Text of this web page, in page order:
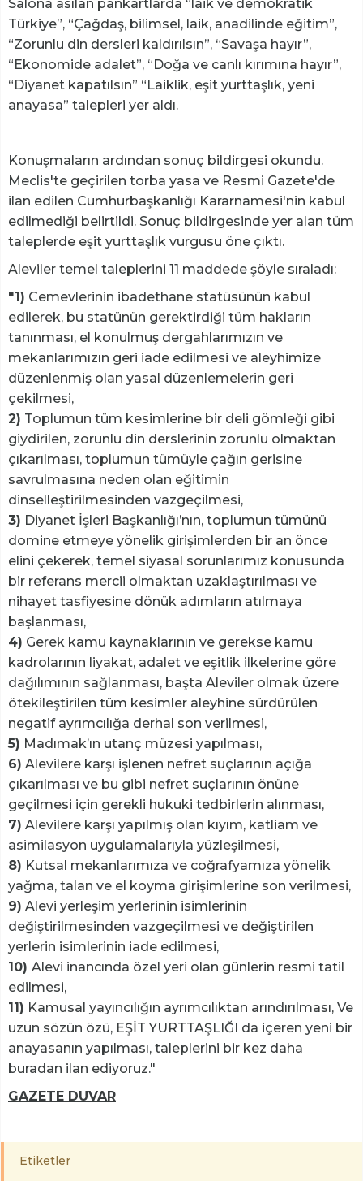
Salona asılan pankartlarda “laik ve demokratik
Türkiye”, “Çağdaş, bilimsel, laik, anadilinde eğitim”,
“Zorunlu din dersleri kaldırılsın”, “Savaşa hayır”,
“Ekonomide adalet”, “Doğa ve canlı kırımına hayır”,
“Diyanet kapatılsın” “Laiklik, eşit yurttaşlık, yeni
anayasa” talepleri yer aldı.
Konuşmaların ardından sonuç bildirgesi okundu.
Meclis'te geçirilen torba yasa ve Resmi Gazete'de
ilan edilen Cumhurbaşkanlığı Kararnamesi'nin kabul
edilmediği belirtildi. Sonuç bildirgesinde yer alan tüm
taleplerde eşit yurttaşlık vurgusu öne çıktı.
Aleviler temel taleplerini 11 maddede şöyle sıraladı:
"1) Cemevlerinin ibadethane statüsünün kabul
edilerek, bu statünün gerektirdiği tüm hakların
tanınması, el konulmuş dergahlarımızın ve
mekanlarımızın geri iade edilmesi ve aleyhimize
düzenlenmiş olan yasal düzenlemelerin geri
çekilmesi,
2) Toplumun tüm kesimlerine bir deli gömleği gibi
giydirilen, zorunlu din derslerinin zorunlu olmaktan
çıkarılması, toplumun tümüyle çağın gerisine
savrulmasına neden olan eğitimin
dinselleştirilmesinden vazgeçilmesi,
3) Diyanet İşleri Başkanlığı’nın, toplumun tümünü
domine etmeye yönelik girişimlerden bir an önce
elini çekerek, temel siyasal sorunlarımız konusunda
bir referans mercii olmaktan uzaklaştırılması ve
nihayet tasfiyesine dönük adımların atılmaya
başlanması,
4) Gerek kamu kaynaklarının ve gerekse kamu
kadrolarının liyakat, adalet ve eşitlik ilkelerine göre
dağılımının sağlanması, başta Aleviler olmak üzere
ötekileştirilen tüm kesimler aleyhine sürdürülen
negatif ayrımcılığa derhal son verilmesi,
5) Madımak’ın utanç müzesi yapılması,
6) Alevilere karşı işlenen nefret suçlarının açığa
çıkarılması ve bu gibi nefret suçlarının önüne
geçilmesi için gerekli hukuki tedbirlerin alınması,
7) Alevilere karşı yapılmış olan kıyım, katliam ve
asimilasyon uygulamalarıyla yüzleşilmesi,
8) Kutsal mekanlarımıza ve coğrafyamıza yönelik
yağma, talan ve el koyma girişimlerine son verilmesi,
9) Alevi yerleşim yerlerinin isimlerinin
değiştirilmesinden vazgeçilmesi ve değiştirilen
yerlerin isimlerinin iade edilmesi,
10) Alevi inancında özel yeri olan günlerin resmi tatil
edilmesi,
11) Kamusal yayıncılığın ayrımcılıktan arındırılması, Ve
uzun sözün özü, EŞİT YURTTAŞLIĞI da içeren yeni bir
anayasanın yapılması, taleplerini bir kez daha
buradan ilan ediyoruz."
GAZETE DUVAR
Etiketler